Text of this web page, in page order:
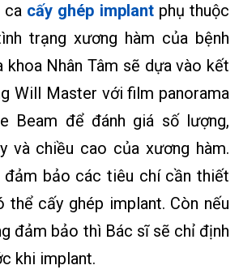
ca cấy ghép implantphụ thuộc
trạng xương hàm của bệnh
khoa Nhân Tâm sẽ dựa vào kết
Will Master với film panorama
Beam để đánh giá số lượng,
và chiều cao của xương hàm.
đảm bảo các tiêu chí cần thiết
thể cấy ghép implant. Còn nếu
đảm bảo thì Bác sĩ sẽ chỉ định
khi implant.